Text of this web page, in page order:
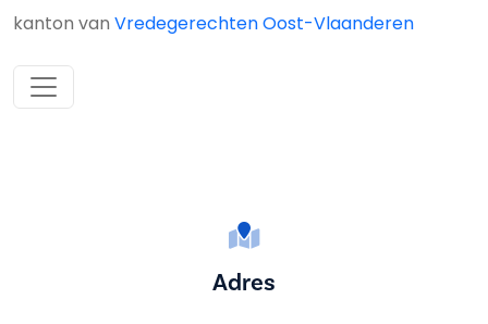
kanton van Vredegerechten Oost-Vlaanderen
Adres